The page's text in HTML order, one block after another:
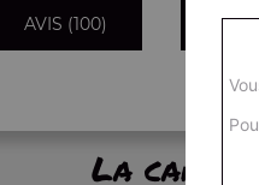
AVIS (100)
La carte